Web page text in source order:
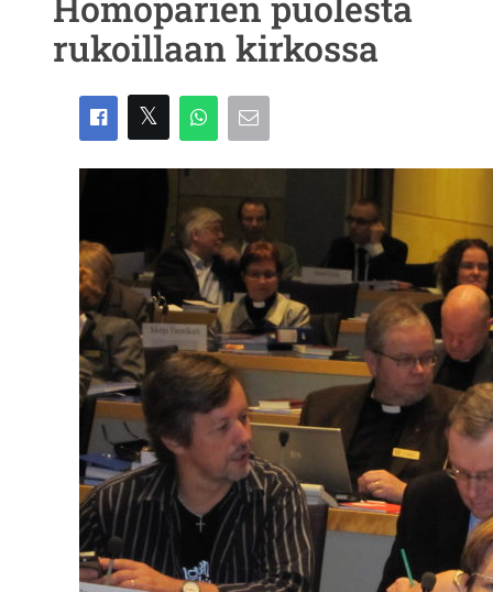
rukoillaan kirkossa